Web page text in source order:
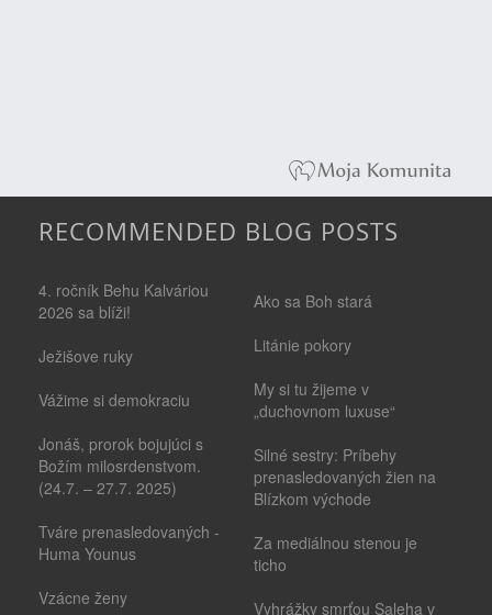
RECOMMENDED BLOG POSTS
4. ročník Behu Kalváriou
2026 sa blíži!
Ježišove ruky
Vážime si demokraciu
Jonáš, prorok bojujúci s
Božím milosrdenstvom.
(24.7. – 27.7. 2025)
Tváre prenasledovaných -
Huma Younus
Vzácne ženy
Ako sa Boh stará
Litánie pokory
My si tu žijeme v
„duchovnom luxuse“
Silné sestry: Príbehy
prenasledovaných žien na
Blízkom východe
Za mediálnou stenou je
ticho
Vyhrážky smrťou Saleha v